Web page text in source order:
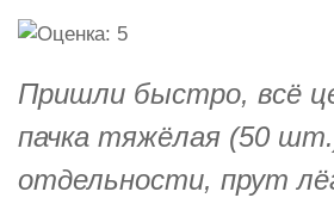
Пришли быстро, всё
пачка тяжёлая (50
отдельности, прут